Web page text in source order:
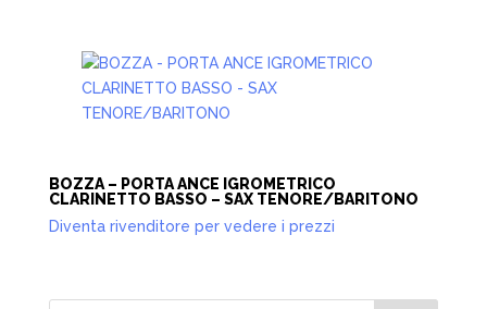
BOZZA – PORTA ANCE IGROMETRICO
CLARINETTO BASSO – SAX TENORE/BARITONO
Diventa rivenditore per vedere i prezzi